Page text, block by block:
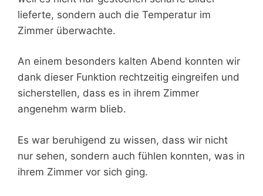
lieferte, sondern auch die Temperatur im
Zimmer überwachte.
An einem besonders kalten Abend konnten wir
dank dieser Funktion rechtzeitig eingreifen und
sicherstellen, dass es in ihrem Zimmer
angenehm warm blieb.
Es war beruhigend zu wissen, dass wir nicht
nur sehen, sondern auch fühlen konnten, was in
ihrem Zimmer vor sich ging.